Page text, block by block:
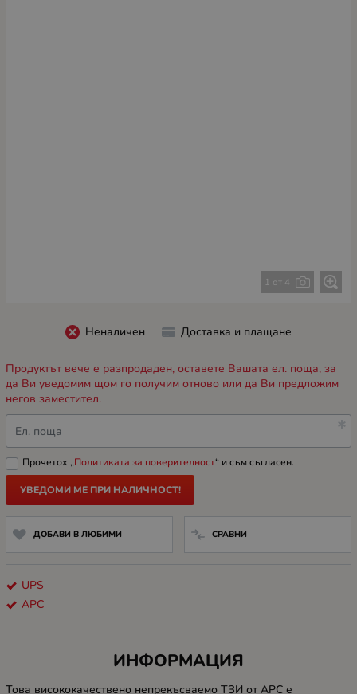
1 от 4
Неналичен Доставка и плащане
Продуктът вече е разпродаден, оставете Вашата ел. поща, за
да Ви уведомим щом го получим отново или да Ви предложим
негов заместител.
Ел. поща
Прочетох „Политиката за поверителност“ и съм съгласен.
УВЕДОМИ МЕ ПРИ НАЛИЧНОСТ!
ДОБАВИ В ЛЮБИМИ СРАВНИ
UPS
APC
ИНФОРМАЦИЯ
Това висококачествено непрекъсваемо ТЗИ от АРС е